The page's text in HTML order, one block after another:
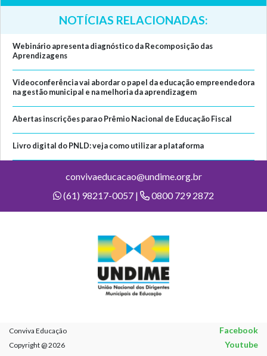
NOTÍCIAS RELACIONADAS:
Webinário apresenta diagnóstico da Recomposição das
Aprendizagens
Videoconferência vai abordar o papel da educação empreendedora
na gestão municipal e na melhoria da aprendizagem
Abertas inscrições para o Prêmio Nacional de Educação Fiscal
Livro digital do PNLD: veja como utilizar a plataforma
convivaeducacao@undime.org.br
(61) 98217-0057 |
0800 729 2872
Conviva Educação Facebook
Copyright @ 2026 Youtube